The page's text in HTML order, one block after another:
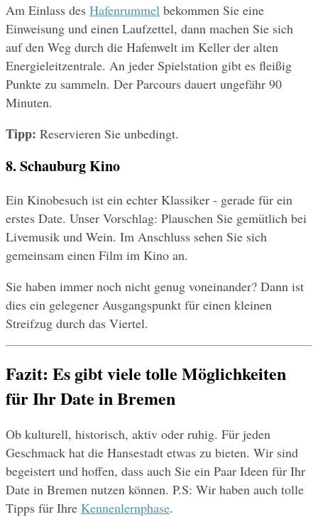
Am Einlass des Hafenrummel bekommen Sie eine
Einweisung und einen Laufzettel, dann machen Sie sich
auf den Weg durch die Hafenwelt im Keller der alten
Energieleitzentrale. An jeder Spielstation gibt es fleißig
Punkte zu sammeln. Der Parcours dauert ungefähr 90
Minuten.
Tipp: Reservieren Sie unbedingt.
8. Schauburg Kino
Ein Kinobesuch ist ein echter Klassiker - gerade für ein
erstes Date. Unser Vorschlag: Plauschen Sie gemütlich bei
Livemusik und Wein. Im Anschluss sehen Sie sich
gemeinsam einen Film im Kino an.
Sie haben immer noch nicht genug voneinander? Dann ist
dies ein gelegener Ausgangspunkt für einen kleinen
Streifzug durch das Viertel.
Fazit: Es gibt viele tolle Möglichkeiten
für Ihr Date in Bremen
Ob kulturell, historisch, aktiv oder ruhig. Für jeden
Geschmack hat die Hansestadt etwas zu bieten. Wir sind
begeistert und hoffen, dass auch Sie ein Paar Ideen für Ihr
Date in Bremen nutzen können. P.S: Wir haben auch tolle
Tipps für Ihre Kennenlernphase.